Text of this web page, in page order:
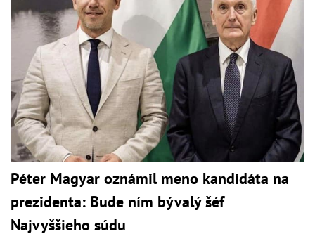
Péter Magyar oznámil meno kandidáta na
prezidenta: Bude ním bývalý šéf
Najvyššieho súdu